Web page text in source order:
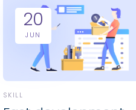
20
JUN
SKILL